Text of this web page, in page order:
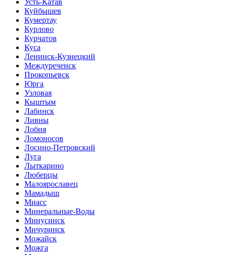
Куйбышев
Кумертау
Курлово
Курчатов
Куса
Ленинск-Кузнецкий
Междуреченск
Прокопьевск
Юрга
Узловая
Кыштым
Лабинск
Ливны
Лобня
Ломоносов
Лосино-Петровский
Луга
Лыткарино
Люберцы
Малоярославец
Мамадыш
Миасс
Минеральные-Воды
Минусинск
Мичуринск
Можайск
Можга